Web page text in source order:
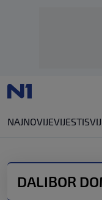
NAJNOVIJEVIJESTI
DALIBOR